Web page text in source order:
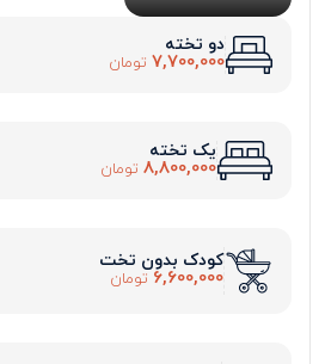
دو تخته
7,700,000 تومان
یک تخته
8,800,000 تومان
کودک بدون تخت
6,600,000 تومان